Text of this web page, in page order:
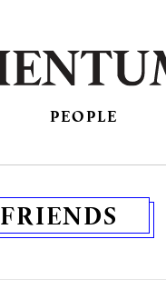
PEOPLE
FRIENDS